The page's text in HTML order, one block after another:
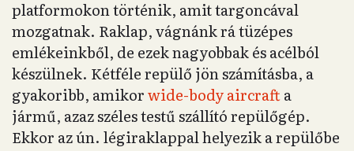
platformokon történik, amit targoncával
mozgatnak. Raklap, vágnánk rá tüzépes
emlékeinkből, de ezek nagyobbak és acélból
készülnek. Kétféle repülő jön számításba, a
gyakoribb, amikorwide-body aircrafta
jármű, azaz széles testű szállító repülőgép.
Ekkor az ún. légiraklappal helyezik a repülőbe